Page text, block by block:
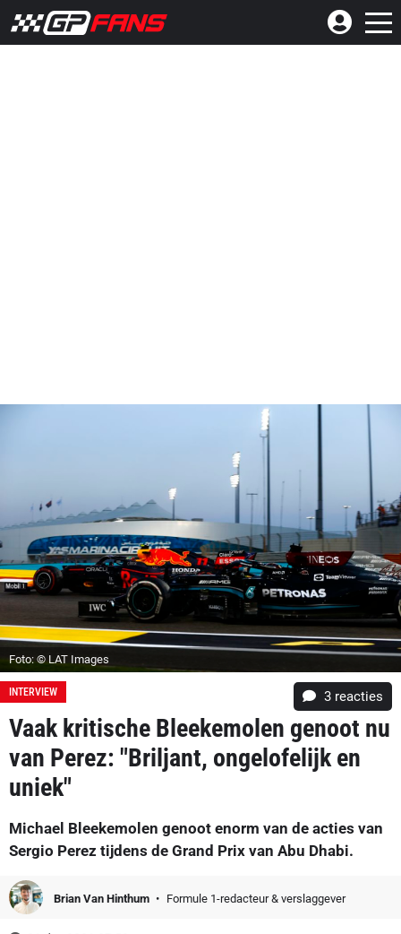
Foto: © LAT Images
INTERVIEW 3 reacties
Vaak kritische Bleekemolen genoot nu
van Perez: "Briljant, ongelofelijk en
uniek"
Michael Bleekemolen genoot enorm van de acties van
Sergio Perez tijdens de Grand Prix van Abu Dhabi.
Brian Van Hinthum Formule 1-redacteur & verslaggever